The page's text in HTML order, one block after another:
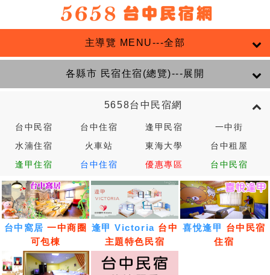
主導覽 MENU---全部
各縣市 民宿住宿(總覽)---展開
5658台中民宿網
台中民宿 台中住宿 逢甲民宿 一中街
水湳住宿 火車站 東海大學 台中租屋
逢甲住宿 台中住宿 優惠專區 台中民宿
台中窩居 一中商圈
可包棟
逢甲 Victoria 台中
主題特色民宿
喜悅逢甲
台中民宿
住宿